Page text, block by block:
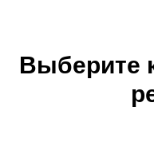
Выберите